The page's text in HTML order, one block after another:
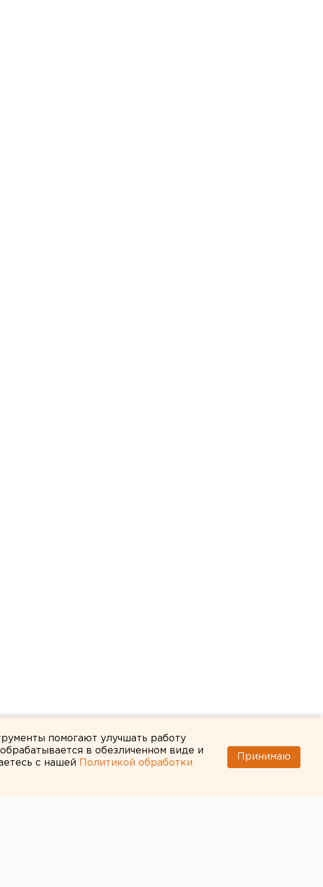
помогают улучшать работу
в обезличенном виде и
с нашей
Политикой обработки
Принимаю